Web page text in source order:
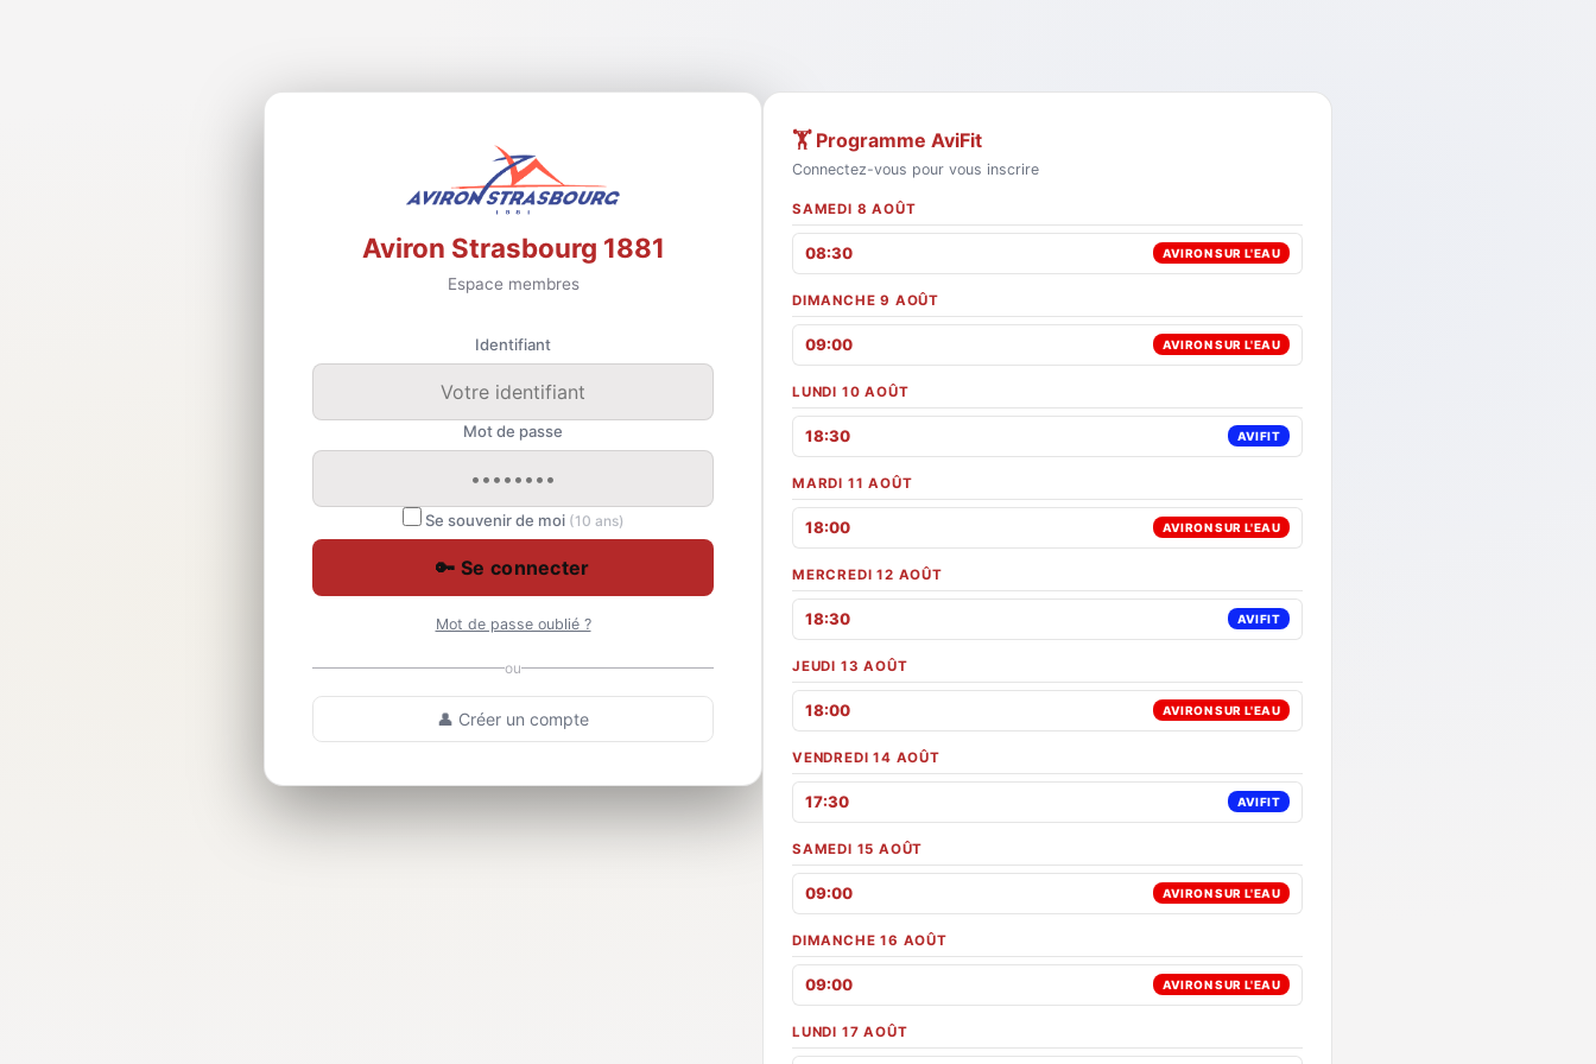
Aviron Strasbourg 1881
Espace membres
Identifiant
Mot de passe
Se souvenir de moi (10 ans)
🔑 Se connecter
Mot de passe oublié ?
ou
👤 Créer un compte
🏋️ Programme AviFit
Connectez-vous pour vous inscrire
SAMEDI 8 AOÛT
08:30 AVIRON SUR L'EAU
DIMANCHE 9 AOÛT
09:00 AVIRON SUR L'EAU
LUNDI 10 AOÛT
18:30 AVIFIT
MARDI 11 AOÛT
18:00 AVIRON SUR L'EAU
MERCREDI 12 AOÛT
18:30 AVIFIT
JEUDI 13 AOÛT
18:00 AVIRON SUR L'EAU
VENDREDI 14 AOÛT
17:30 AVIFIT
SAMEDI 15 AOÛT
09:00 AVIRON SUR L'EAU
DIMANCHE 16 AOÛT
09:00 AVIRON SUR L'EAU
LUNDI 17 AOÛT